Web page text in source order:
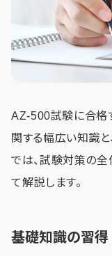
AZ-500試験に合格
関する幅広い知識
では、試験対策の
て解説します。
基礎知識の習得